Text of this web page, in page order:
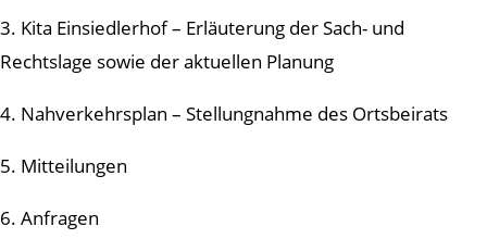
3. Kita Einsiedlerhof – Erläuterung der Sach- und
Rechtslage sowie der aktuellen Planung
4. Nahverkehrsplan – Stellungnahme des Ortsbeirats
5. Mitteilungen
6. Anfragen